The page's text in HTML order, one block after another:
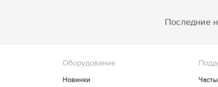
Последние
Оборудование
Новинки